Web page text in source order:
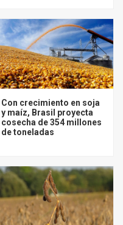
Con crecimiento en soja
y maíz, Brasil proyecta
cosecha de 354 millones
de toneladas